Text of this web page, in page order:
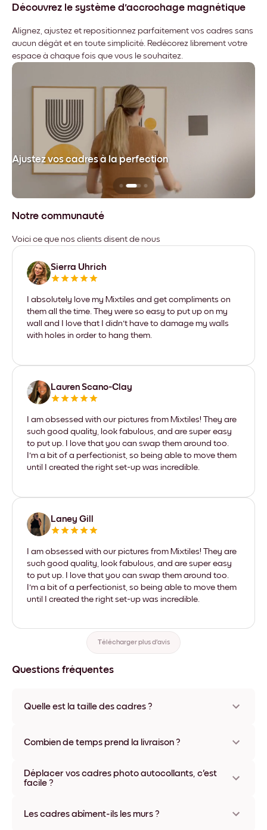
Découvrez le système d'accrochage magnétique
Alignez, ajustez et repositionnez parfaitement vos cadres sans
aucun dégât et en toute simplicité. Redécorez librement votre
espace à chaque fois que vous le souhaitez.
Ajustez vos cadres à la perfection
Notre communauté
Voici ce que nos clients disent de nous
Sierra Uhrich
I absolutely love my Mixtiles and get compliments on
them all the time. They were so easy to put up on my
wall and I love that I didn't have to damage my walls
with holes in order to hang them.
Lauren Scano-Clay
I am obsessed with our pictures from Mixtiles! They are
such good quality, look fabulous, and are super easy
to put up. I love that you can swap them around too.
I'm a bit of a perfectionist, so being able to move them
until I created the right set-up was incredible.
Laney Gill
I am obsessed with our pictures from Mixtiles! They are
such good quality, look fabulous, and are super easy
to put up. I love that you can swap them around too.
I'm a bit of a perfectionist, so being able to move them
until I created the right set-up was incredible.
Télécharger plus d'avis
Questions fréquentes
Quelle est la taille des cadres ?
matériaux et coloris disponibles, y compris sans cadre ou en
Combien de temps prend la livraison ?
généralement une semaine. Livraison express possible dans
certains pays. Un numéro de suivi accompagne chaque
Déplacer vos cadres photo autocollants, c'est
facile ?
l'infini, sans abîmer vos murs.
Les cadres abîment-ils les murs ?